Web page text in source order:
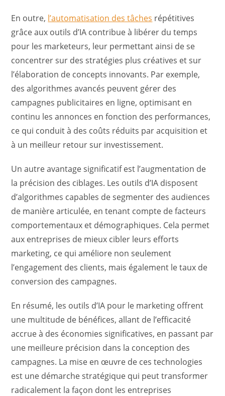
En outre, l’automatisation des tâches répétitives
grâce aux outils d’IA contribue à libérer du temps
pour les marketeurs, leur permettant ainsi de se
concentrer sur des stratégies plus créatives et sur
l’élaboration de concepts innovants. Par exemple,
des algorithmes avancés peuvent gérer des
campagnes publicitaires en ligne, optimisant en
continu les annonces en fonction des performances,
ce qui conduit à des coûts réduits par acquisition et
à un meilleur retour sur investissement.
Un autre avantage significatif est l’augmentation de
la précision des ciblages. Les outils d’IA disposent
d’algorithmes capables de segmenter des audiences
de manière articulée, en tenant compte de facteurs
comportementaux et démographiques. Cela permet
aux entreprises de mieux cibler leurs efforts
marketing, ce qui améliore non seulement
l’engagement des clients, mais également le taux de
conversion des campagnes.
En résumé, les outils d’IA pour le marketing offrent
une multitude de bénéfices, allant de l’efficacité
accrue à des économies significatives, en passant par
une meilleure précision dans la conception des
campagnes. La mise en œuvre de ces technologies
est une démarche stratégique qui peut transformer
radicalement la façon dont les entreprises